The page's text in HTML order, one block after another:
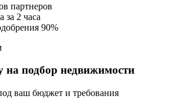
партнеров
за 2 часа
90%
на подбор недвижимости
ваш бюджет и требования